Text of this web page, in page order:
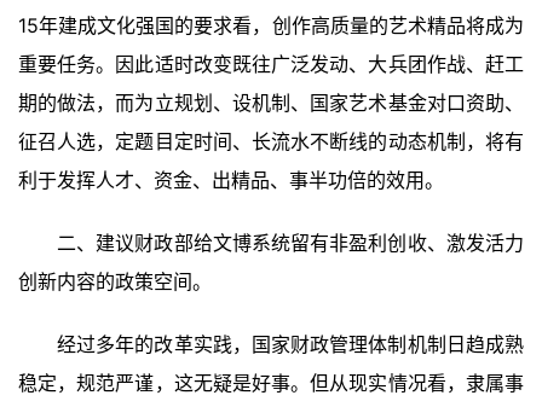
15年建成文化强国的要求看，创作高质量的艺术精品将成为
重要任务。因此适时改变既往广泛发动、大兵团作战、赶工
期的做法，而为立规划、设机制、国家艺术基金对口资助、
征召人选，定题目定时间、长流水不断线的动态机制，将有
利于发挥人才、资金、出精品、事半功倍的效用。
二、建议财政部给文博系统留有非盈利创收、激发活力
创新内容的政策空间。
经过多年的改革实践，国家财政管理体制机制日趋成熟
稳定，规范严谨，这无疑是好事。但从现实情况看，隶属事